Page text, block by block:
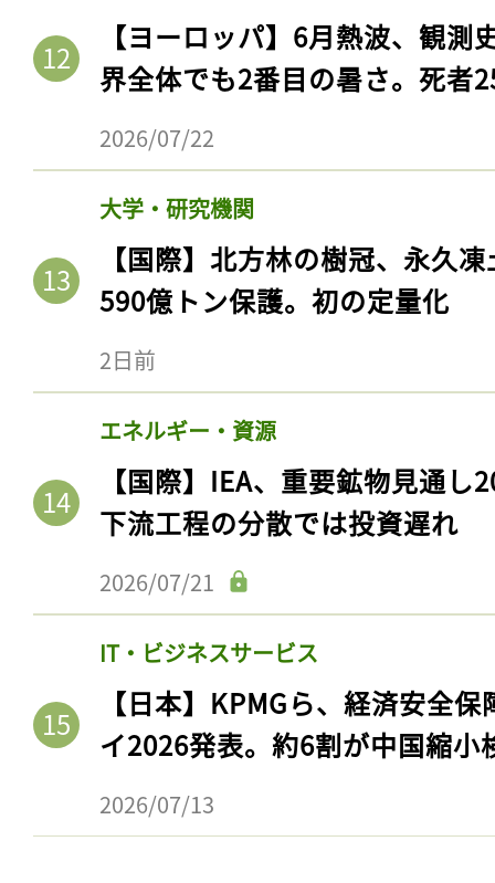
【ヨーロッパ】6月熱波、観
界全体でも2番目の暑さ。死者
2026/07/22
大学・研究機関
【国際】北方林の樹冠、永久
590億トン保護。初の定量化
2日前
エネルギー・資源
【国際】IEA、重要鉱物見通
下流工程の分散では投資遅れ
2026/07/21
IT・ビジネスサービス
【日本】KPMGら、経済安全
イ2026発表。約6割が中国縮小
2026/07/13
会員登録